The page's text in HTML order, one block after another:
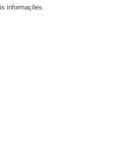
informações.